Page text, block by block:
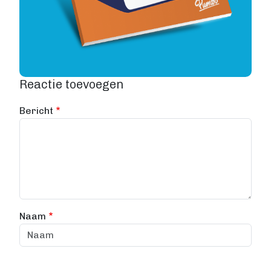
Reactie toevoegen
Bericht
Naam